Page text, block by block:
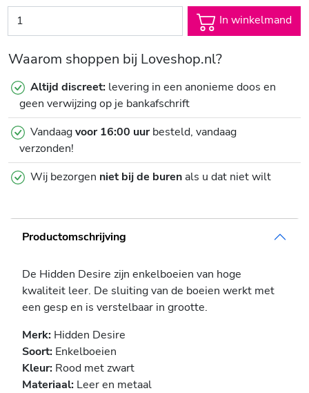
In winkelmand
Waarom shoppen bij Loveshop.nl?
Altijd discreet: levering in een anonieme doos en
geen verwijzing op je bankafschrift
Vandaagvoor 16:00 uurbesteld, vandaag
verzonden!
Wij bezorgen niet bij de burenals u dat niet wilt
Productomschrijving
De Hidden Desire zijn enkelboeien van hoge
kwaliteit leer. De sluiting van de boeien werkt met
een gesp en is verstelbaar in grootte.
Merk: Hidden Desire
Soort: Enkelboeien
Kleur: Rood met zwart
Materiaal: Leer en metaal